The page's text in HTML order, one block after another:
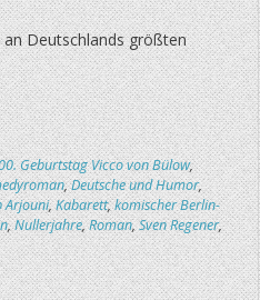
Deutschlands größten
Geburtstag Vicco von Bülow,
,Deutsche und Humor,
Arjouni,Kabarett,komischer Berlin-
,Nullerjahre,Roman,Sven Regener,